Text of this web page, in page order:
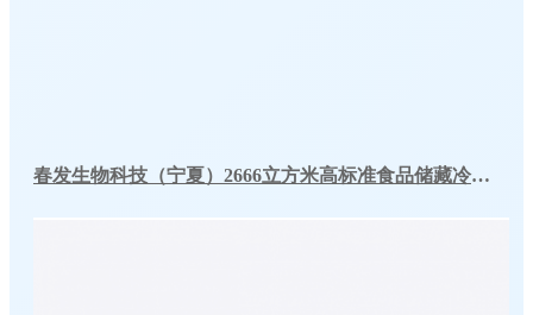
春发生物科技（宁夏）2666立方米高标准食品储藏冷库工程案例